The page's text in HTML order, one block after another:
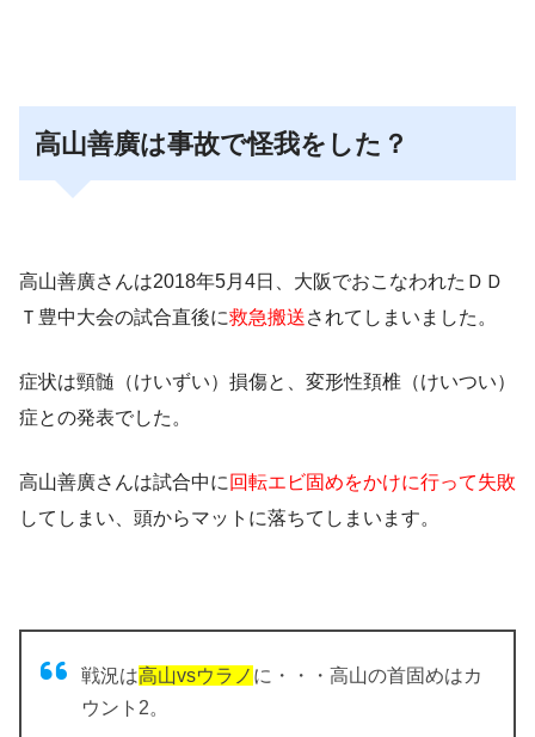
高山善廣は事故で怪我をした？
高山善廣さんは2018年5月4日、大阪でおこなわれたＤＤ
Ｔ豊中大会の試合直後に救急搬送されてしまいました。
症状は頸髄（けいずい）損傷と、変形性頚椎（けいつい）
症との発表でした。
高山善廣さんは試合中に 回転エビ固めをかけに行って失敗
してしまい、頭からマットに落ちてしまいます。
戦況は高山vsウラノ に・・・高山の首固めはカ
ウント2。